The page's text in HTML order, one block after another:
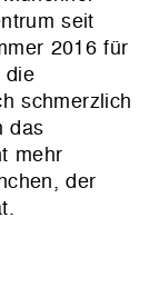
seit
2016 für
die
schmerzlich
das
mehr
der